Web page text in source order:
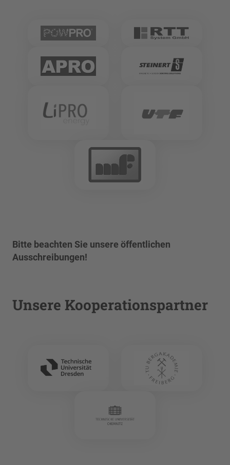
Bitte beachten Sie unsere öffentlichen
Ausschreibungen!
Unsere Kooperationspartner